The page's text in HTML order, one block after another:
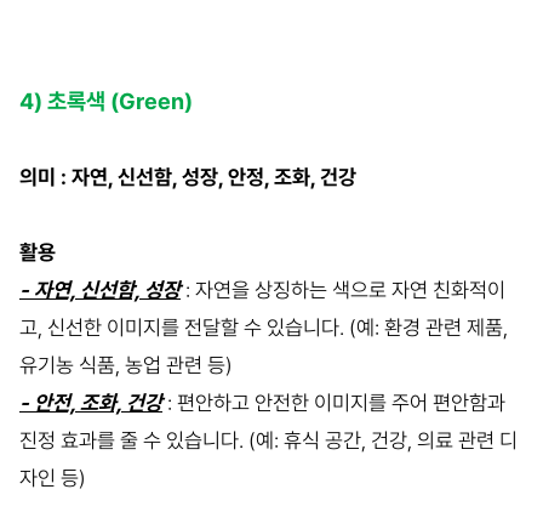
4) 초록색 (Green)
의미 : 자연, 신선함, 성장, 안정, 조화, 건강
활용
- 자연, 신선함, 성장: 자연을 상징하는 색으로 자연 친화적이
고, 신선한 이미지를 전달할 수 있습니다. (예: 환경 관련 제품,
유기농 식품, 농업 관련 등)
- 안전, 조화, 건강: 편안하고 안전한 이미지를 주어 편안함과
진정 효과를 줄 수 있습니다. (예: 휴식 공간, 건강, 의료 관련 디
자인 등)